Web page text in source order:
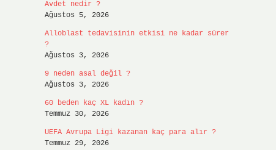
Avdet nedir ?
Ağustos 5, 2026
Alloblast tedavisinin etkisi ne kadar sürer
?
Ağustos 3, 2026
9 neden asal değil ?
Ağustos 3, 2026
60 beden kaç XL kadın ?
Temmuz 30, 2026
UEFA Avrupa Ligi kazanan kaç para alır ?
Temmuz 29, 2026